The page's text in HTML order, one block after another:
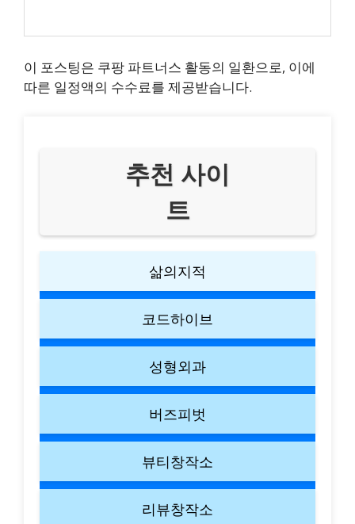
이 포스팅은 쿠팡 파트너스 활동의 일환으로, 이에
따른 일정액의 수수료를 제공받습니다.
추천 사이
트
삶의지적
코드하이브
성형외과
버즈피벗
뷰티창작소
리뷰창작소